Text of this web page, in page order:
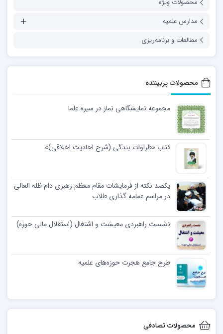
محصولات ویژه
مدارس علمیه
مطالعات و برنامه‌ریزی
محصولات پربیننده
مجموعه نمایشگاهی نماز در سیره علما
کتاب «طراوات بندگی (شرح احادیث اخلاقی)»
یکصد نکته از فرمایشات مقام معظم رهبری دام ظله العالی
در مراسم عمامه گذاری طلاب
نشست راهبردی معیشت و اشتغال (استقلال مالی حوزه)
طرح جامع هجرت حوزه‌های علمیه
محصولات تصادفی